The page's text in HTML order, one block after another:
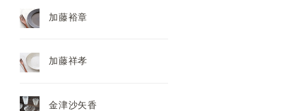
加藤裕章
加藤祥孝
金津沙矢香